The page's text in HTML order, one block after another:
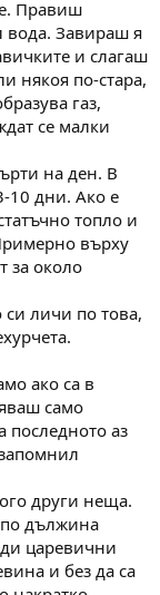
Правиш
вода. Завираш я
и слагаш
някоя по-стара,
газ,
се малки
на ден. В
10 дни. Ако е
топло и
върху
за около
личи по това,
ако са в
само
последното аз
други неща.
по дължина
царевични
и без да са